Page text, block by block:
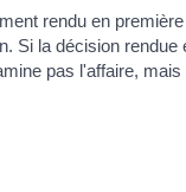
rendu en
Si la décision
pas l'affaire,